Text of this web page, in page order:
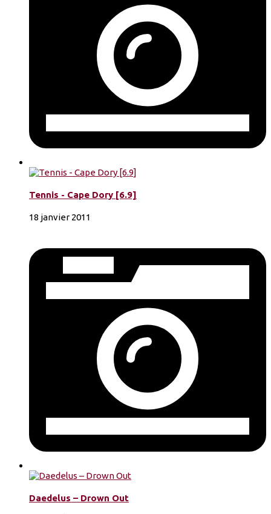
Tennis - Cape Dory [6.9]
18 janvier 2011
Daedelus – Drown Out